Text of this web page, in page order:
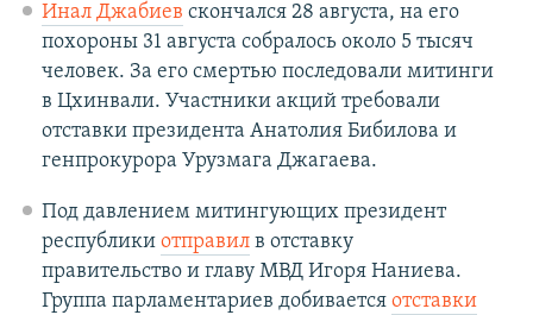
Инал Джабиев скончался 28 августа, на его
похороны 31 августа собралось около 5 тысяч
человек. За его смертью последовали митинги
в Цхинвали. Участники акций требовали
отставки президента Анатолия Бибилова и
генпрокурора Урузмага Джагаева.
Под давлением митингующих президент
республики отправилв отставку
правительство и главу МВД Игоря Наниева.
Группа парламентариев добивается отставки